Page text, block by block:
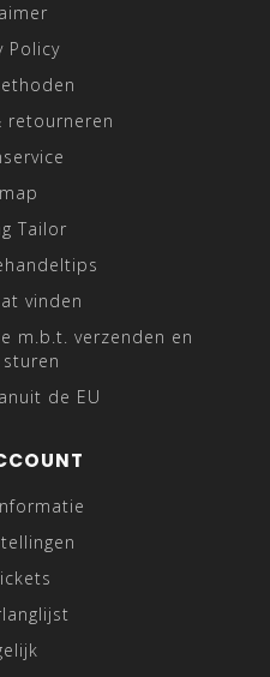
Policy
retourneren
Tailor
vinden
m.b.t. verzenden en
de EU